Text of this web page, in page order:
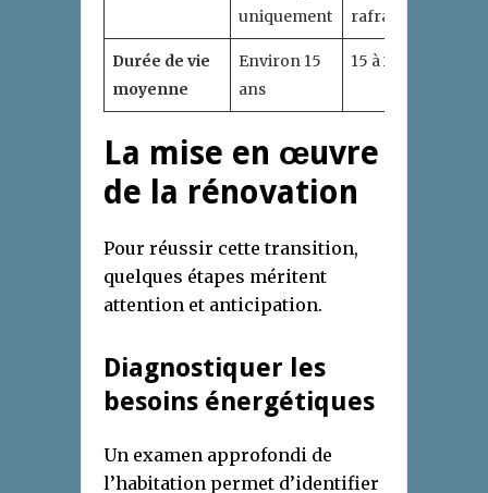
uniquement
rafraîchissement
Durée de vie
moyenne
Environ 15
ans
15 à 20 ans
La mise en œuvre
de la rénovation
Pour réussir cette transition,
quelques étapes méritent
attention et anticipation.
Diagnostiquer les
besoins énergétiques
Un examen approfondi de
l’habitation permet d’identifier